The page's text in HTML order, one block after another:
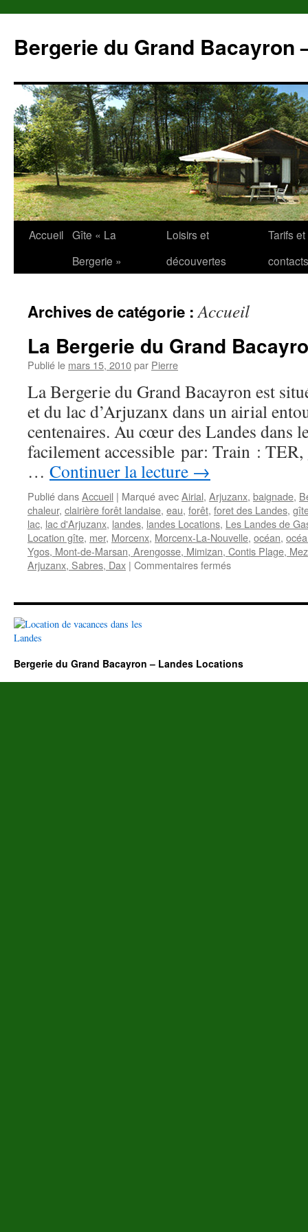
contenu
Bergerie du Grand Bacayron
Accueil Gîte « La
Bergerie »
Loisirs et
découvertes
Tarifs et
contacts
Archives de catégorie :Accueil
La Bergerie du Grand
Publié le mars 15, 2010par Pierre
La Bergerie du Grand Bacayron est
et du lac d’Arjuzanx dans un airial
centenaires. Au cœur des Landes dans
facilement accessible par: Train :
… Continuer la lecture →
Publié dansAccueil | Marqué avecAirial, Arjuzanx, baignade,
chaleur, clairière forêt landaise, eau, forêt, foret des Landes,
lac, lac d'Arjuzanx, landes, landes Locations, Les Landes de
Location gîte, mer, Morcenx, Morcenx-La-Nouvelle, océan,
Ygos, Mont-de-Marsan, Arengosse, Mimizan, Contis Plage,
Arjuzanx, Sabres, Dax | Commentaires ferméssur
du
Bergerie du Grand Bacayron – Landes Locations